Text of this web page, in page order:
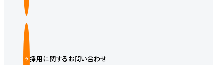
採用に関するお問い合わせ